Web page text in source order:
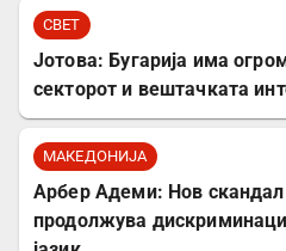
СВЕТ
Јотова: Бугарија има
секторот и вештачката
МАКЕДОНИЈА
Арбер Адеми: Нов
продолжува